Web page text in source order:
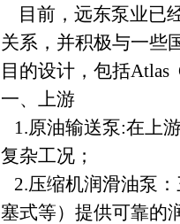
目前，远东泵业已
关系，并积极与一些
目的设计，包括Atlas
一、上游
1.原油输送泵:在上
复杂工况；
2.压缩机润滑油泵
塞式等）提供可靠的